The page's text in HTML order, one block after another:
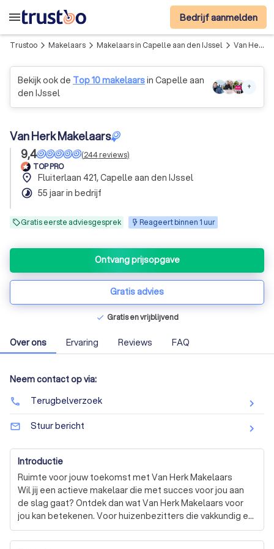
menu Bedrijf aanmelden
Trustoo arrow_forward_ios Makelaars arrow_forward_ios Makelaars in Capelle aan den IJssel arrow_forward_ios Van Herk Makelaars
Bekijk ook de Top 10 makelaarsin Capelle aan
den IJssel
+
Van Herk Makelaars
9,4
(244reviews)
TOP PRO
place Fluiterlaan 421, Capelle aan den IJssel
timelapse 55 jaar in bedrijf
Gratis eerste adviesgesprek Reageert binnen 1 uur
Ontvang prijsopgave
Gratis advies
check Gratis en vrijblijvend
Over ons Ervaring Reviews FAQ
Neem contact op via:
phone Terugbelverzoek
mail_outline Stuur bericht
Introductie
Ruimte voor jouw toekomst met Van Herk Makelaars
Wil jij een actieve makelaar die met succes voor jou aan
de slag gaat? Ontdek dan wat Van Herk Makelaars voor
jou kan betekenen. Voor huizenbezitters die vakkundig en
voor de juiste prijs hun huis willen verkopen. Voor klanten
die een gecertificeerde NWWI taxatie willen laten